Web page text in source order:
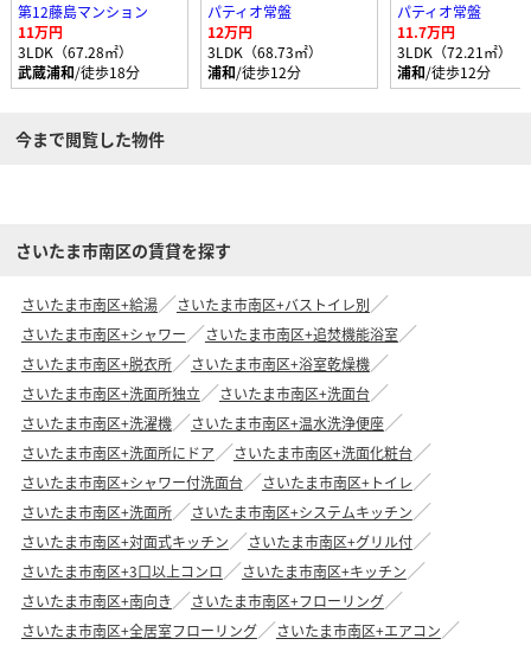
第12藤島マンション
11万円
3LDK（67.28㎡）
武蔵浦和/徒歩18分
パティオ常盤
12万円
3LDK（68.73㎡）
浦和/徒歩12分
パティオ常盤
11.7万円
3LDK（72.21㎡）
浦和/徒歩12分
今まで閲覧した物件
さいたま市南区の賃貸を探す
さいたま市南区+給湯
さいたま市南区+バストイレ別
さいたま市南区+シャワー
さいたま市南区+追焚機能浴室
さいたま市南区+脱衣所
さいたま市南区+浴室乾燥機
さいたま市南区+洗面所独立
さいたま市南区+洗面台
さいたま市南区+洗濯機
さいたま市南区+温水洗浄便座
さいたま市南区+洗面所にドア
さいたま市南区+洗面化粧台
さいたま市南区+シャワー付洗面台
さいたま市南区+トイレ
さいたま市南区+洗面所
さいたま市南区+システムキッチン
さいたま市南区+対面式キッチン
さいたま市南区+グリル付
さいたま市南区+3口以上コンロ
さいたま市南区+キッチン
さいたま市南区+南向き
さいたま市南区+フローリング
さいたま市南区+全居室フローリング
さいたま市南区+エアコン